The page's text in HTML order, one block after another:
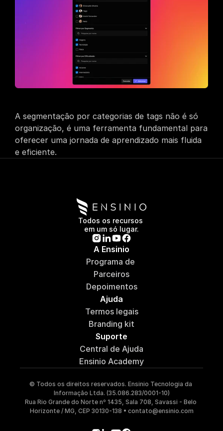
A segmentação por categorias de tags não é só
organização, é uma ferramenta fundamental para
oferecer uma jornada de aprendizado mais fluida
e eficiente.
Todos os recursos
em um só lugar.
A Ensinio
Programa de
Parceiros
Depoimentos
Ajuda
Termos legais
Branding kit
Suporte
Central de Ajuda
Ensinio Academy
© Todos os direitos reservados. Ensinio Tecnologia da
Informação Ltda. (35.086.283/0001-10)
Rua Rio Grande do Norte nº 1435, Sala 708, Savassi - Belo
Horizonte / MG, CEP 30130-138 • contato@ensinio.com